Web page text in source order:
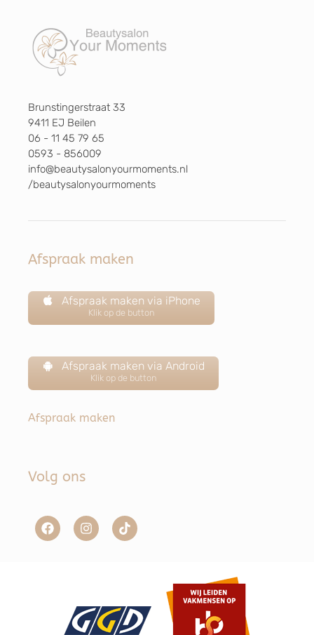
Brunstingerstraat 33
9411 EJ Beilen
06 - 11 45 79 65
0593 - 856009
info@beautysalonyourmoments.nl
/beautysalonyourmoments
Afspraak maken
Afspraak maken via iPhone
Klik op de button
Afspraak maken via Android
Klik op de button
Afspraak maken
Volg ons
Item toegevoegd aan winkelwagen.
0,00
Afrekenen